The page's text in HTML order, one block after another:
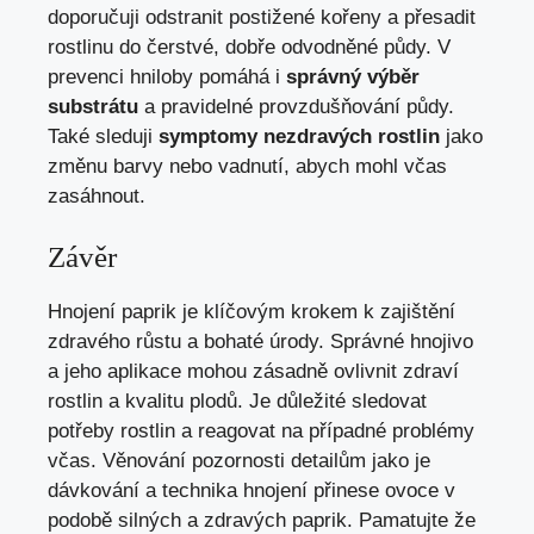
doporučuji odstranit postižené kořeny a přesadit
rostlinu do čerstvé, dobře odvodněné půdy. V
prevenci hniloby pomáhá i správný výběr
substrátu a pravidelné provzdušňování půdy.
Také sleduji symptomy nezdravých rostlin jako
změnu barvy nebo vadnutí, abych mohl včas
zasáhnout.
Závěr
Hnojení paprik je klíčovým krokem k zajištění
zdravého růstu a bohaté úrody. Správné hnojivo
a jeho aplikace mohou zásadně ovlivnit zdraví
rostlin a kvalitu plodů. Je důležité sledovat
potřeby rostlin a reagovat na případné problémy
včas. Věnování pozornosti detailům jako je
dávkování a technika hnojení přinese ovoce v
podobě silných a zdravých paprik. Pamatujte že